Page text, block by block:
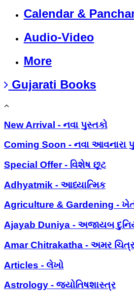
Calendar &
Audio-Video
More
Gujarati Books
New Arrival - નવા પુસ્તકો
Coming Soon - નવા આવનારા
Special Offer - વિશેષ છૂટ
Adhyatmik - આધ્યાત્મિક
Agriculture & Gardening -
Ajayab Duniya - અજાયબ
Amar Chitrakatha - અમર
Articles - લેખો
Astrology - જ્યોતિષશાસ્ત્ર